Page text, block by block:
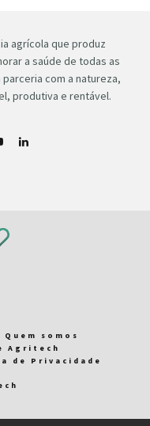
agrícola que produz
a saúde de todas as
com a natureza,
produtiva e rentável.
Quem somos
Agritech
de Privacidade